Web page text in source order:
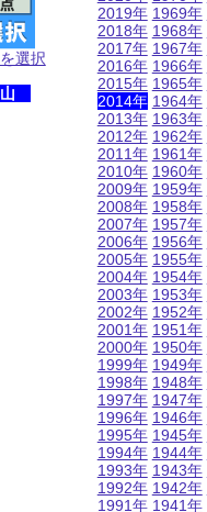
選択
2019年
2018年
2017年
2016年
2015年
2014年
2013年
2012年
2011年
2010年
2009年
2008年
2007年
2006年
2005年
2004年
2003年
2002年
2001年
2000年
1999年
1998年
1997年
1996年
1995年
1994年
1993年
1992年
1991年
1969年
1968年
1967年
1966年
1965年
1964年
1963年
1962年
1961年
1960年
1959年
1958年
1957年
1956年
1955年
1954年
1953年
1952年
1951年
1950年
1949年
1948年
1947年
1946年
1945年
1944年
1943年
1942年
1941年